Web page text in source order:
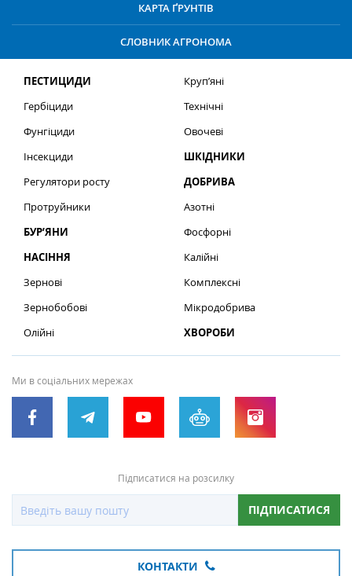
КАРТА ҐРУНТІВ
СЛОВНИК АГРОНОМА
ПЕСТИЦИДИ
Гербіциди
Фунгіциди
Інсекциди
Регулятори росту
Протруйники
БУР’ЯНИ
НАСІННЯ
Зернові
Зернобобові
Олійні
Круп’яні
Технічні
Овочеві
ШКІДНИКИ
ДОБРИВА
Азотні
Фосфорні
Калійні
Комплексні
Мікродобрива
ХВОРОБИ
Ми в соціальних мережах
Підписатися на розсилку
ПІДПИСАТИСЯ
КОНТАКТИ